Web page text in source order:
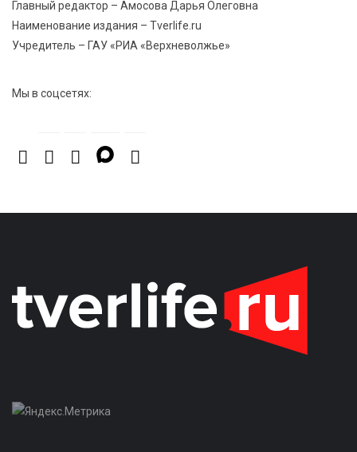
Главный редактор – Амосова Дарья Олеговна
Наименование издания – Tverlife.ru
Учредитель – ГАУ «РИА «Верхневолжье»
Мы в соцсетях: